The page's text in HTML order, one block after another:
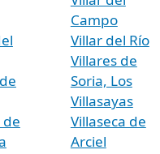
de
Campo
Villar del Río
Villares de
Soria, Los
Villasayas
Villaseca de
Arciel